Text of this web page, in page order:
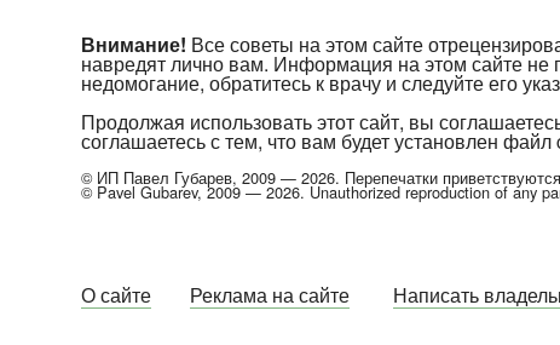
Внимание! Все советы на этом сайте
навредят лично вам. Информация на этом сайте не
недомогание, обратитесь к врачу и следуйте его
Продолжая использовать этот сайт, вы
соглашаетесь с тем, что вам будет установлен
© ИП Павел Губарев, 2009 — 2026. Перепечатки
© Pavel Gubarev, 2009 — 2026. Unauthorized reproduction of any
О сайте Реклама на сайте Написать